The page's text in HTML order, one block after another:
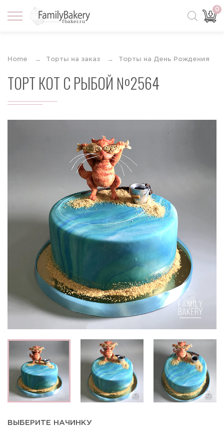
0
Home Торты на заказ Торты на День Рождения
ТОРТ КОТ С РЫБОЙ №2564
ВЫБЕРИТЕ НАЧИНКУ